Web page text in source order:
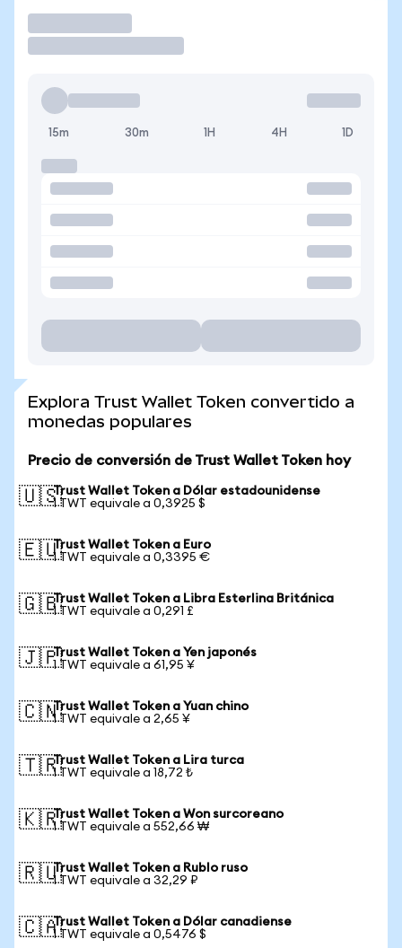
15m 30m 1H 4H 1D
Explora Trust Wallet Token convertido a
monedas populares
Precio de conversión de Trust Wallet Token hoy
🇺🇸Trust Wallet Token a Dólar estadounidense
1 TWT equivale a 0,3925 $
🇪🇺Trust Wallet Token a Euro
1 TWT equivale a 0,3395 €
🇬🇧Trust Wallet Token a Libra Esterlina Británica
1 TWT equivale a 0,291 £
🇯🇵Trust Wallet Token a Yen japonés
1 TWT equivale a 61,95 ¥
🇨🇳Trust Wallet Token a Yuan chino
1 TWT equivale a 2,65 ¥
🇹🇷Trust Wallet Token a Lira turca
1 TWT equivale a 18,72 ₺
🇰🇷Trust Wallet Token a Won surcoreano
1 TWT equivale a 552,66 ₩
🇷🇺Trust Wallet Token a Rublo ruso
1 TWT equivale a 32,29 ₽
🇨🇦Trust Wallet Token a Dólar canadiense
1 TWT equivale a 0,5476 $